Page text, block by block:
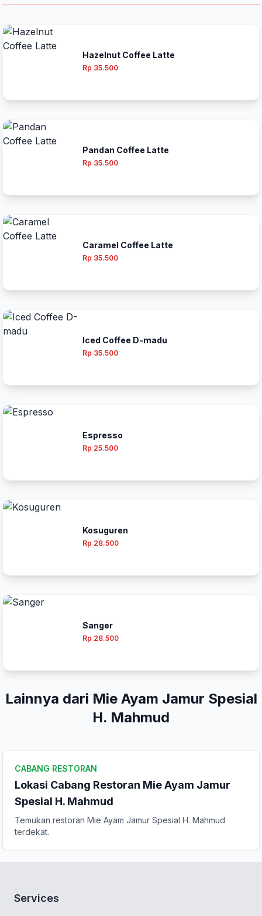
Hazelnut Coffee Latte
Rp 35.500
Pandan Coffee Latte
Rp 35.500
Caramel Coffee Latte
Rp 35.500
Iced Coffee D-madu
Rp 35.500
Espresso
Rp 25.500
Kosuguren
Rp 28.500
Sanger
Rp 28.500
Lainnya dari Mie Ayam Jamur Spesial
H. Mahmud
CABANG RESTORAN
Lokasi Cabang Restoran Mie Ayam Jamur
Spesial H. Mahmud
Temukan restoran Mie Ayam Jamur Spesial H. Mahmud
terdekat.
Services